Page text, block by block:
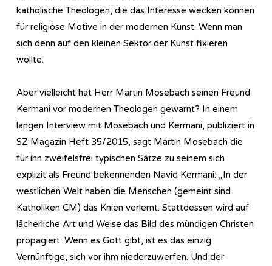
katholische Theologen, die das Interesse wecken können
für religiöse Motive in der modernen Kunst. Wenn man
sich denn auf den kleinen Sektor der Kunst fixieren
wollte.
Aber vielleicht hat Herr Martin Mosebach seinen Freund
Kermani vor modernen Theologen gewarnt? In einem
langen Interview mit Mosebach und Kermani, publiziert in
SZ Magazin Heft 35/2015, sagt Martin Mosebach die
für ihn zweifelsfrei typischen Sätze zu seinem sich
explizit als Freund bekennenden Navid Kermani: „In der
westlichen Welt haben die Menschen (gemeint sind
Katholiken CM) das Knien verlernt. Stattdessen wird auf
lächerliche Art und Weise das Bild des mündigen Christen
propagiert. Wenn es Gott gibt, ist es das einzig
Vernünftige, sich vor ihm niederzuwerfen. Und der